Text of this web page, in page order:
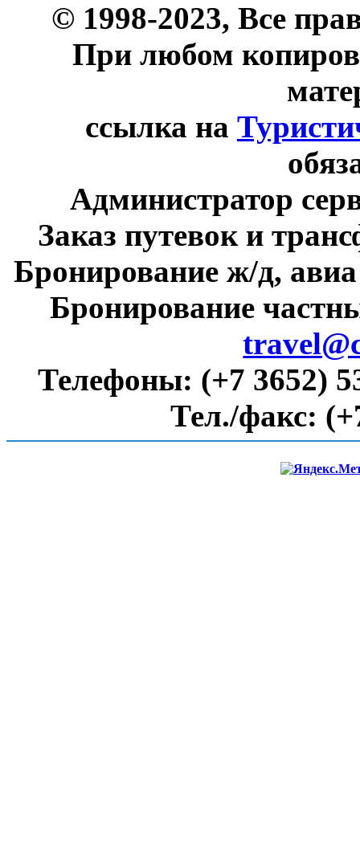
© 1998-2023, Все
При любом
ссылка на
Администратор
Заказ путевок и
Бронирование ж/д,
Бронирование
Телефоны: (+7 3652)
Тел./факс: